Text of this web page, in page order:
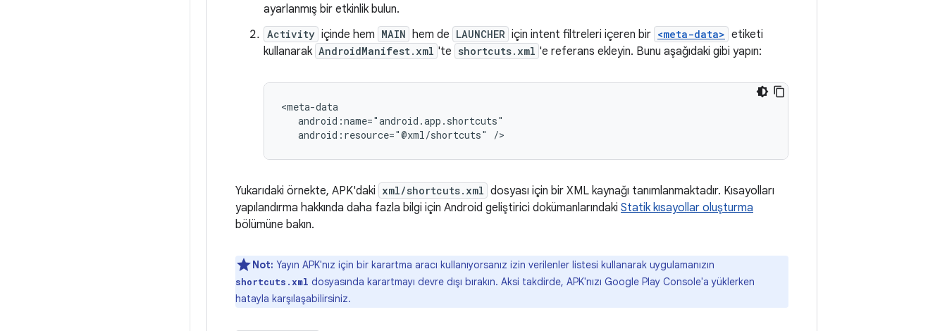
ayarlanmış bir etkinlik bulun.
Activity içinde hem MAIN hem de LAUNCHER için intent filtreleri içeren bir <meta-data> etiketi
kullanarak AndroidManifest.xml 'te shortcuts.xml 'e referans ekleyin. Bunu aşağıdaki gibi yapın:
android:resource="@xml/shortcuts"
Yukarıdaki örnekte, APK'daki xml/shortcuts.xml dosyası için bir XML kaynağı tanımlanmaktadır. Kısayolları
yapılandırma hakkında daha fazla bilgi için Android geliştirici dokümanlarındaki Statik kısayollar oluşturma
bölümüne bakın.
Not: Yayın APK'nız için bir karartma aracı kullanıyorsanız izin verilenler listesi kullanarak uygulamanızın
shortcuts.xml dosyasında karartmayı devre dışı bırakın. Aksi takdirde, APK'nızı Google Play Console'a yüklerken
hatayla karşılaşabilirsiniz.